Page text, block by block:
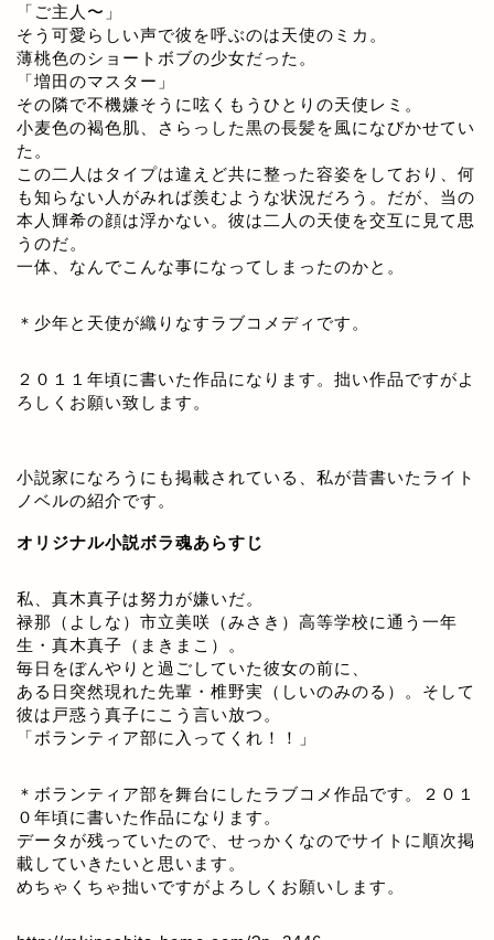
「ご主人〜」
そう可愛らしい声で彼を呼ぶのは天使のミカ。
薄桃色のショートボブの少女だった。
「増田のマスター」
その隣で不機嫌そうに呟くもうひとりの天使レミ。
小麦色の褐色肌、さらっした黒の長髪を風になびかせてい
た。
この二人はタイプは違えど共に整った容姿をしており、何
も知らない人がみれば羨むような状況だろう。だが、当の
本人輝希の顔は浮かない。彼は二人の天使を交互に見て思
うのだ。
一体、なんでこんな事になってしまったのかと。
＊少年と天使が織りなすラブコメディです。
２０１１年頃に書いた作品になります。拙い作品ですがよ
ろしくお願い致します。
小説家になろうにも掲載されている、私が昔書いたライト
ノベルの紹介です。
オリジナル小説ボラ魂あらすじ
私、真木真子は努力が嫌いだ。
禄那（よしな）市立美咲（みさき）高等学校に通う一年
生・真木真子（まきまこ）。
毎日をぼんやりと過ごしていた彼女の前に、
ある日突然現れた先輩・椎野実（しいのみのる）。そして
彼は戸惑う真子にこう言い放つ。
「ボランティア部に入ってくれ！！」
＊ボランティア部を舞台にしたラブコメ作品です。２０１
０年頃に書いた作品になります。
データが残っていたので、せっかくなのでサイトに順次掲
載していきたいと思います。
めちゃくちゃ拙いですがよろしくお願いします。